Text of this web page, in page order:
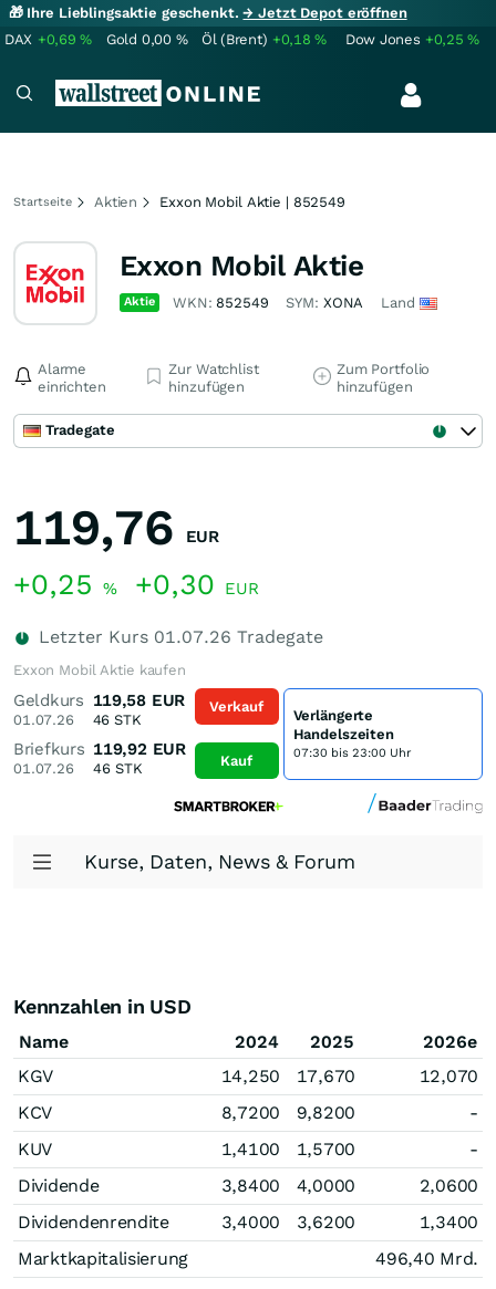
🎁 Ihre Lieblingsaktie geschenkt.→ Jetzt Depot eröffnen
DAX +0,69% Gold 0,00 % Öl (Brent) +0,18% Dow Jones +0,25%
Startseite Aktien Exxon Mobil Aktie | 852549
Exxon Mobil Aktie
Aktie WKN: 852549 SYM: XONA Land
Alarme
einrichten
Zur Watchlist
hinzufügen
Zum Portfolio
hinzufügen
Tradegate
119,76 EUR
+0,25 % +0,30 EUR
Letzter Kurs 01.07.26 Tradegate
Exxon Mobil Aktie kaufen
Geldkurs
01.07.26
119,58 EUR
46 STK
Briefkurs
01.07.26
119,92 EUR
46 STK
Verkauf
Kauf
Verlängerte
Handelszeiten
07:30 bis 23:00 Uhr
Kurse, Daten, News & Forum
Kennzahlen in USD
Name 2024 2025
2026e
KGV
14,250 17,670
12,070
KCV
8,7200 9,8200
-
KUV
1,4100 1,5700
-
Dividende
3,8400 4,0000
2,0600
Dividendenrendite
3,4000 3,6200
1,3400
Marktkapitalisierung
496,40 Mrd.